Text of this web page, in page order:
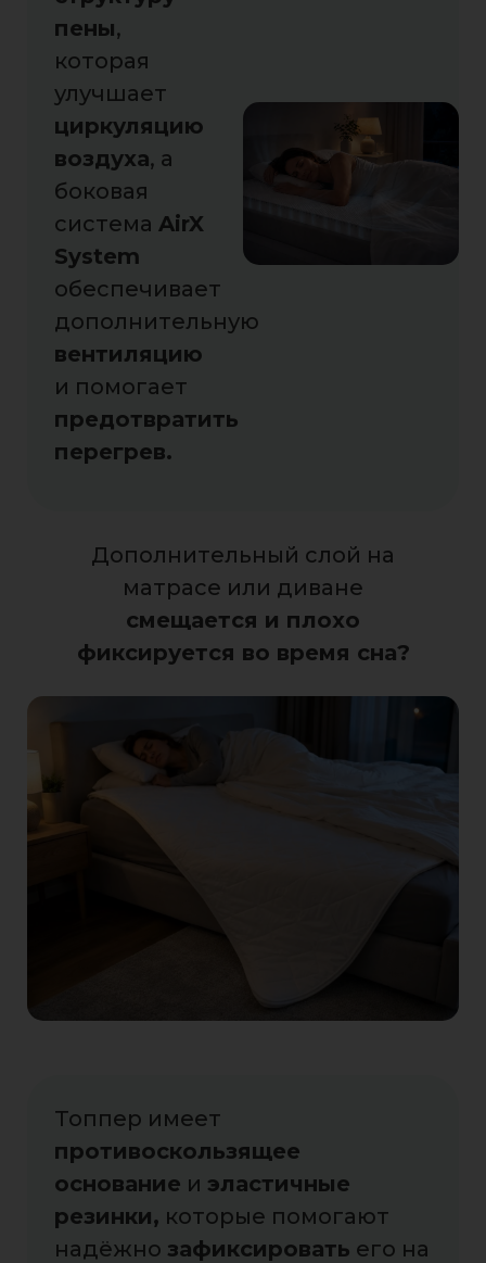
пены,
которая
улучшает
циркуляцию
воздуха, а
боковая
система AirX
System
обеспечивает
дополнительную
вентиляцию
и помогает
предотвратить
перегрев.
Дополнительный слой на
матрасе или диване
смещается и плохо
фиксируется во время сна?
Топпер имеет
противоскользящее
основание и эластичные
резинки, которые помогают
надёжно зафиксировать его на